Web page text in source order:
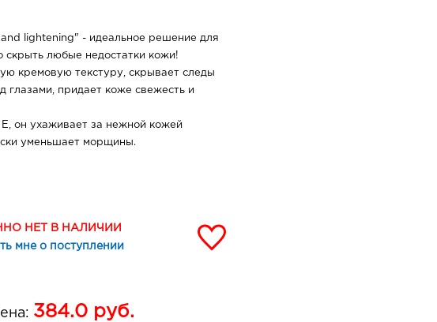
lightening" - идеальное решение для
скрыть любые недостатки кожи!
кремовую текстуру, скрывает следы
глазами, придает коже свежесть и
он ухаживает за нежной кожей
уменьшает морщины.
НЕТ В НАЛИЧИИ
мне о поступлении
384.0 руб.